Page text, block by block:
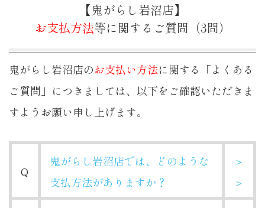
【鬼がらし岩沼店】
お支払方法等に関するご質問（3問）
鬼がらし岩沼店のお支払い方法に関する「よくある
ご質問」につきましては、以下をご確認いただきま
すようお願い申し上げます。
Q
鬼がらし岩沼店では、どのような
支払方法がありますか？
＞
＞